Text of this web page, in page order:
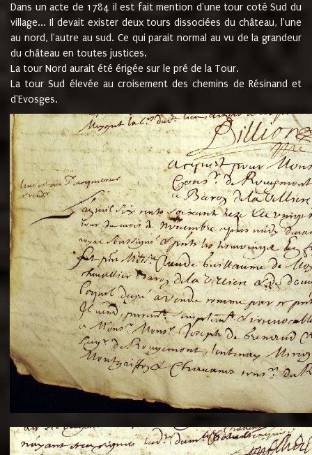
Dans un acte de 1784 il est fait mention d'une tour coté Sud du
village... Il devait exister deux tours dissociées du château, l'une
au nord, l'autre au sud. Ce qui parait normal au vu de la grandeur
du château en toutes justices.
La tour Nord aurait été érigée sur le pré de la Tour.
La tour Sud élevée au croisement des chemins de Résinand et
d'Evosges.